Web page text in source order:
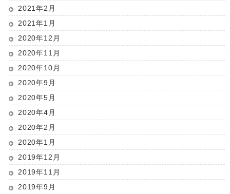
2021年2月
2021年1月
2020年12月
2020年11月
2020年10月
2020年9月
2020年5月
2020年4月
2020年2月
2020年1月
2019年12月
2019年11月
2019年9月